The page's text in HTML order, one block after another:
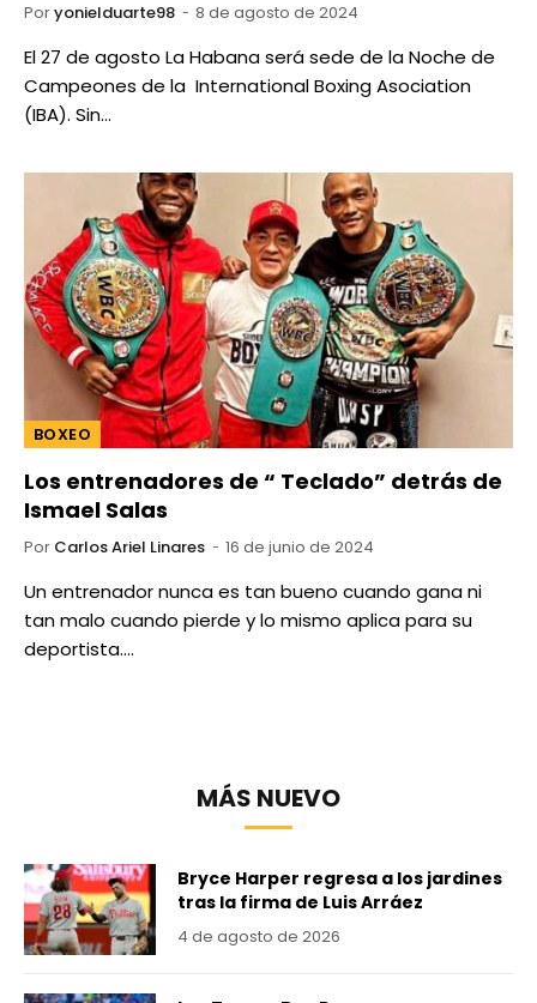
Poryonielduarte98 8 de agosto de 2024
El 27 de agosto La Habana será sede de la Noche de
Campeones de la International Boxing Asociation
(IBA). Sin…
BOXEO
Los entrenadores de “ Teclado” detrás de
Ismael Salas
Por Carlos Ariel Linares 16 de junio de 2024
Un entrenador nunca es tan bueno cuando gana ni
tan malo cuando pierde y lo mismo aplica para su
deportista.…
MÁS NUEVO
Bryce Harper regresa a los jardines
tras la firma de Luis Arráez
4 de agosto de 2026